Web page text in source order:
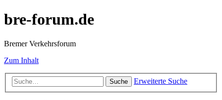
bre-forum.de
Bremer Verkehrsforum
Zum Inhalt
Suche Erweiterte Suche